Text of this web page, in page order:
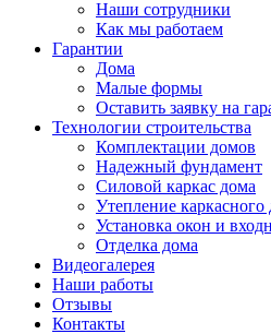
Наши сотрудники
Как мы работаем
Гарантии
Дома
Малые формы
Оставить заявку на
Технологии строительства
Комплектации домов
Надежный фундамент
Силовой каркас дома
Утепление каркасного
Установка окон и
Отделка дома
Видеогалерея
Наши работы
Отзывы
Контакты